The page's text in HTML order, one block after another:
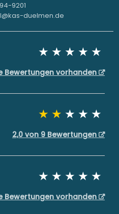
9201
duelmen.de
Bewertungen vorhanden
2,0 von 9 Bewertungen
Bewertungen vorhanden